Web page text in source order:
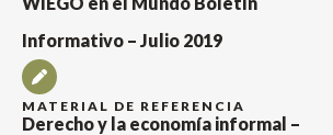
Informativo – Julio 2019
Derecho y la economía informal –
MATERIAL DE REFERENCIA